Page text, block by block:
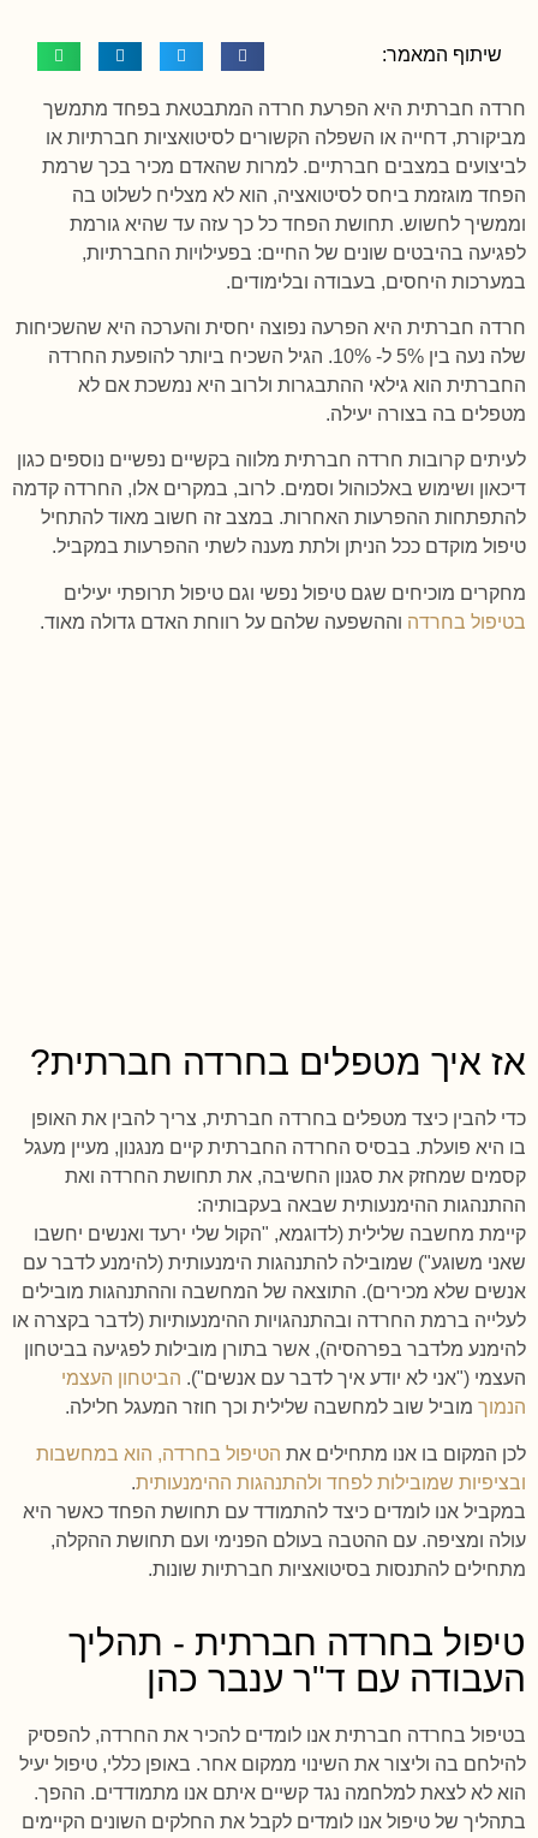
שיתוף המאמר:
חרדה חברתית היא הפרעת חרדה המתבטאת בפחד מתמשך
מביקורת, דחייה או השפלה הקשורים לסיטואציות חברתיות או
לביצועים במצבים חברתיים. למרות שהאדם מכיר בכך שרמת
הפחד מוגזמת ביחס לסיטואציה, הוא לא מצליח לשלוט בה
וממשיך לחשוש. תחושת הפחד כל כך עזה עד שהיא גורמת
לפגיעה בהיבטים שונים של החיים: בפעילויות החברתיות,
במערכות היחסים, בעבודה ובלימודים.
חרדה חברתית היא הפרעה נפוצה יחסית והערכה היא שהשכיחות
שלה נעה בין 5% ל- 10%. הגיל השכיח ביותר להופעת החרדה
החברתית הוא גילאי ההתבגרות ולרוב היא נמשכת אם לא
מטפלים בה בצורה יעילה.
לעיתים קרובות חרדה חברתית מלווה בקשיים נפשיים נוספים כגון
דיכאון ושימוש באלכוהול וסמים. לרוב, במקרים אלו, החרדה קדמה
להתפתחות ההפרעות האחרות. במצב זה חשוב מאוד להתחיל
טיפול מוקדם ככל הניתן ולתת מענה לשתי ההפרעות במקביל.
מחקרים מוכיחים שגם טיפול נפשי וגם טיפול תרופתי יעילים
בטיפול בחרדה וההשפעה שלהם על רווחת האדם גדולה מאוד.
אז איך מטפלים בחרדה חברתית?
כדי להבין כיצד מטפלים בחרדה חברתית, צריך להבין את האופן
בו היא פועלת. בבסיס החרדה החברתית קיים מנגנון, מעיין מעגל
קסמים שמחזק את סגנון החשיבה, את תחושת החרדה ואת
ההתנהגות ההימנעותית שבאה בעקבותיה:
קיימת מחשבה שלילית (לדוגמא, "הקול שלי ירעד ואנשים יחשבו
שאני משוגע") שמובילה להתנהגות הימנעותית (להימנע לדבר עם
אנשים שלא מכירים). התוצאה של המחשבה וההתנהגות מובילים
לעלייה ברמת החרדה ובהתנהגויות ההימנעותיות (לדבר בקצרה או
להימנע מלדבר בפרהסיה), אשר בתורן מובילות לפגיעה בביטחון
העצמי ("אני לא יודע איך לדבר עם אנשים"). הביטחון העצמי
הנמוך מוביל שוב למחשבה שלילית וכך חוזר המעגל חלילה.
לכן המקום בו אנו מתחילים את הטיפול בחרדה, הוא במחשבות
ובציפיות שמובילות לפחד ולהתנהגות ההימנעותית.
במקביל אנו לומדים כיצד להתמודד עם תחושת הפחד כאשר היא
עולה ומציפה. עם ההטבה בעולם הפנימי ועם תחושת ההקלה,
מתחילים להתנסות בסיטואציות חברתיות שונות.
טיפול בחרדה חברתית - תהליך
העבודה עם ד"ר ענבר כהן
בטיפול בחרדה חברתית אנו לומדים להכיר את החרדה, להפסיק
להילחם בה וליצור את השינוי ממקום אחר. באופן כללי, טיפול יעיל
הוא לא לצאת למלחמה נגד קשיים איתם אנו מתמודדים. ההפך.
בתהליך של טיפול אנו לומדים לקבל את החלקים השונים הקיימים